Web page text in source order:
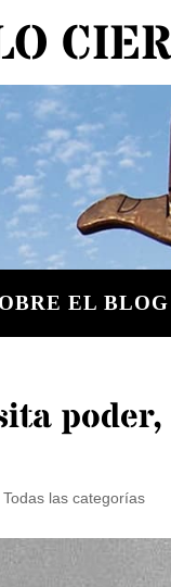
EL BLOG
poder,
,Todas las categorías